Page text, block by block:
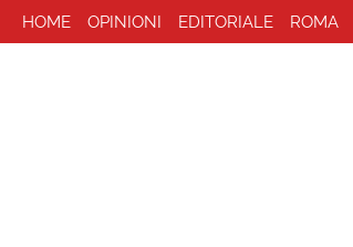
HOME OPINIONI EDITORIALE ROMA